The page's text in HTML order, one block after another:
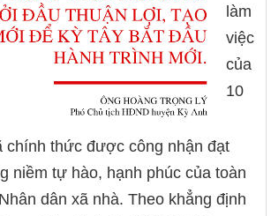
làm
việc
của
10
chính thức được công nhận đạt
niềm tự hào, hạnh phúc của toàn
dân xã nhà. Theo khẳng định